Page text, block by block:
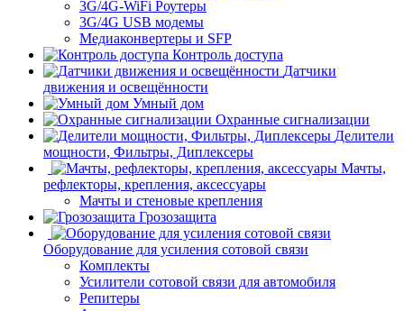
3G/4G-WiFi Роутеры
3G/4G USB модемы
Медиаконвертеры и SFP
Контроль доступа
Датчики
движения и освещённости
Умный дом
Охранные сигнализации
Делители
мощности, Фильтры, Диплексеры
Мачты,
рефлекторы, крепления, аксессуары
Мачты и стеновые крепления
Грозозащита
Оборудование для усиления сотовой связи
Комплекты
Усилители сотовой связи для автомобиля
Репитеры